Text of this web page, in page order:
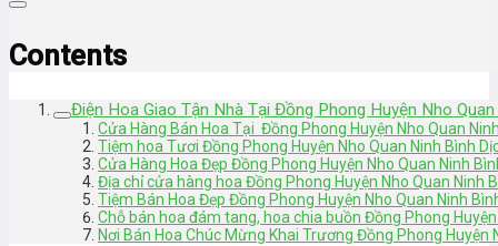
Contents
Điện Hoa Giao Tận Nhà Tại Đồng Phong Huyện Nho
Cửa Hàng Bán Hoa Tại Đồng Phong Huyện Nho Quan
Tiệm hoa Tươi Đồng Phong Huyện Nho Quan Ninh Bình
Cửa Hàng Hoa Đẹp Đồng Phong Huyện Nho Quan Ninh
Địa chỉ cửa hàng hoa Đồng Phong Huyện Nho Quan Ninh
Tiệm Bán Hoa Đẹp Đồng Phong Huyện Nho Quan Ninh
Chỗ bán hoa đám tang, hoa chia buồn Đồng Phong
Nơi Bán Hoa Chúc Mừng Khai Trương Đồng Phong